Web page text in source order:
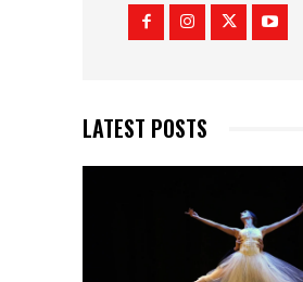
LATEST POSTS